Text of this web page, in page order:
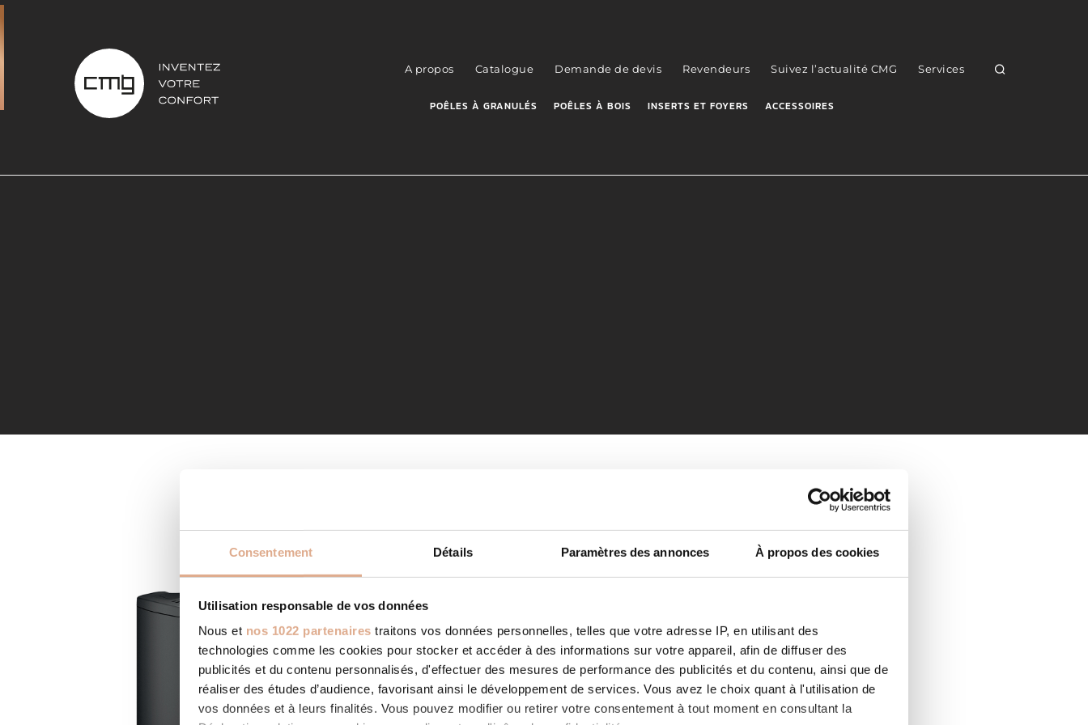
Consentement Détails Paramètres des annonces À propos des cookies
Utilisation responsable de vos données
Nous et nos 1022 partenaires traitons vos données personnelles, telles que votre adresse IP, en utilisant des
technologies comme les cookies pour stocker et accéder à des informations sur votre appareil, afin de diffuser des
publicités et du contenu personnalisés, d'effectuer des mesures de performance des publicités et du contenu, ainsi que de
réaliser des études d’audience, favorisant ainsi le développement de services. Vous avez le choix quant à l'utilisation de
vos données et à leurs finalités. Vous pouvez modifier ou retirer votre consentement à tout moment en consultant la
A propos Catalogue Demande de devis Revendeurs Suivez l’actualité CMG Services
POÊLES À GRANULÉS POÊLES À BOIS INSERTS ET FOYERS ACCESSOIRES